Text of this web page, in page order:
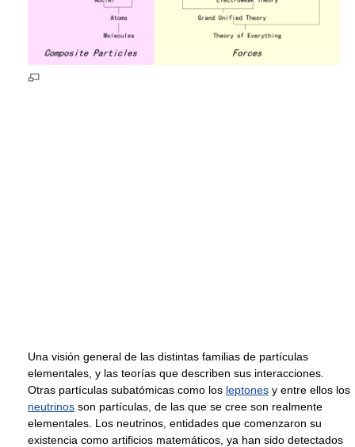
Una visión general de las distintas familias de partículas
elementales, y las teorías que describen sus interacciones.
Otras partículas subatómicas como los leptones y entre ellos los
neutrinos son partículas, de las que se cree son realmente
elementales. Los neutrinos, entidades que comenzaron su
existencia como artificios matemáticos, ya han sido detectados